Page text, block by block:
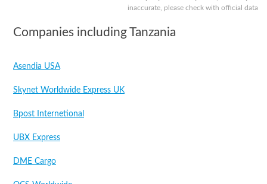
inaccurate, please check with official data
Companies including Tanzania
Asendia USA
Skynet Worldwide Express UK
Bpost Internetional
UBX Express
DME Cargo